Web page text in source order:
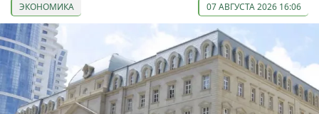
ЭКОНОМИКА 07 АВГУСТА 2026 16:06